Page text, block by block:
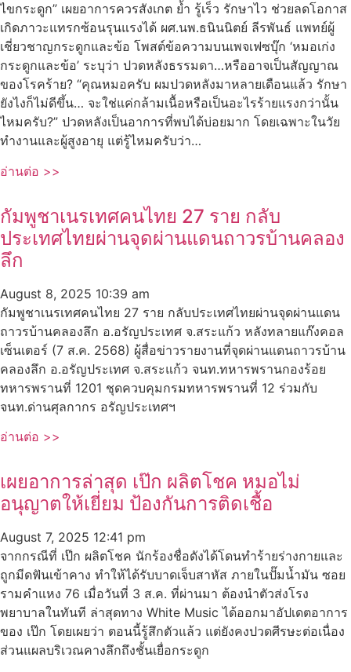
ไขกระดูก” เผยอาการควรสังเกต ย้ำ รู้เร็ว รักษาไว ช่วยลดโอกาส
เกิดภาวะแทรกซ้อนรุนแรงได้ ผศ.นพ.ธนินนิตย์ ลีรพันธ์ แพทย์ผู้
เชี่ยวชาญกระดูกและข้อ โพสต์ข้อความบนเพจเฟซบุ๊ก ‘หมอเก่ง
กระดูกและข้อ’ ระบุว่า ปวดหลังธรรมดา…หรืออาจเป็นสัญญาณ
ของโรคร้าย? “คุณหมอครับ ผมปวดหลังมาหลายเดือนแล้ว รักษา
ยังไงก็ไม่ดีขึ้น… จะใช่แค่กล้ามเนื้อหรือเป็นอะไรร้ายแรงกว่านั้น
ไหมครับ?” ปวดหลังเป็นอาการที่พบได้บ่อยมาก โดยเฉพาะในวัย
ทำงานและผู้สูงอายุ แต่รู้ไหมครับว่า…
อ่านต่อ >>
กัมพูชาเนรเทศคนไทย 27 ราย กลับ
ประเทศไทยผ่านจุดผ่านแดนถาวรบ้านคลอง
ลึก
August 8, 2025 10:39 am
กัมพูชาเนรเทศคนไทย 27 ราย กลับประเทศไทยผ่านจุดผ่านแดน
ถาวรบ้านคลองลึก อ.อรัญประเทศ จ.สระแก้ว หลังทลายแก๊งคอล
เซ็นเตอร์ (7 ส.ค. 2568) ผู้สื่อข่าวรายงานที่จุดผ่านแดนถาวรบ้าน
คลองลึก อ.อรัญประเทศ จ.สระแก้ว จนท.ทหารพรานกองร้อย
ทหารพรานที่ 1201 ชุดควบคุมกรมทหารพรานที่ 12 ร่วมกับ
จนท.ด่านศุลกากร อรัญประเทศฯ
อ่านต่อ >>
เผยอาการล่าสุด เป๊ก ผลิตโชค หมอไม่
อนุญาตให้เยี่ยม ป้องกันการติดเชื้อ
August 7, 2025 12:41 pm
จากกรณีที่ เป๊ก ผลิตโชค นักร้องชื่อดังได้โดนทำร้ายร่างกายและ
ถูกมีดฟันเข้าคาง ทำให้ได้รับบาดเจ็บสาหัส ภายในปั๊มน้ำมัน ซอย
รามคำแหง 76 เมื่อวันที่ 3 ส.ค. ที่ผ่านมา ต้องนำตัวส่งโรง
พยาบาลในทันที ล่าสุดทาง White Music ได้ออกมาอัปเดตอาการ
ของ เป๊ก โดยเผยว่า ตอนนี้รู้สึกตัวแล้ว แต่ยังคงปวดศีรษะต่อเนื่อง
ส่วนแผลบริเวณคางลึกถึงชั้นเยื่อกระดูก